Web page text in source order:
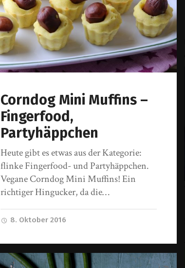
Corndog Mini Muffins –
Fingerfood,
Partyhäppchen
Heute gibt es etwas aus der Kategorie:
flinke Fingerfood- und Partyhäppchen.
Vegane Corndog Mini Muffins! Ein
richtiger Hingucker, da die…
8. Oktober 2016